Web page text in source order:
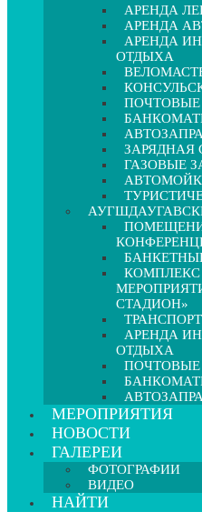
АРЕНДА
АРЕНДА
АРЕНДА
ОТДЫХА
ПОЧТОВЫЕ
ЗАРЯДНАЯ
ГАЗОВЫЕ
КОМПЛЕКС
СТАДИОН»
ТРАНСПОРТ
АРЕНДА
ОТДЫХА
ПОЧТОВЫЕ
МЕРОПРИЯТИЯ
НОВОСТИ
ГАЛЕРЕИ
ФОТОГРАФИИ
ВИДЕО
НАЙТИ